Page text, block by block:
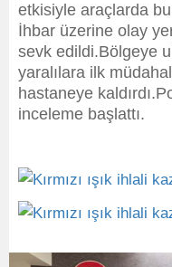
etkisiyle araçlarda
İhbar üzerine olay
sevk edildi.Bölgeye
yaralılara ilk
hastaneye
inceleme başlattı.